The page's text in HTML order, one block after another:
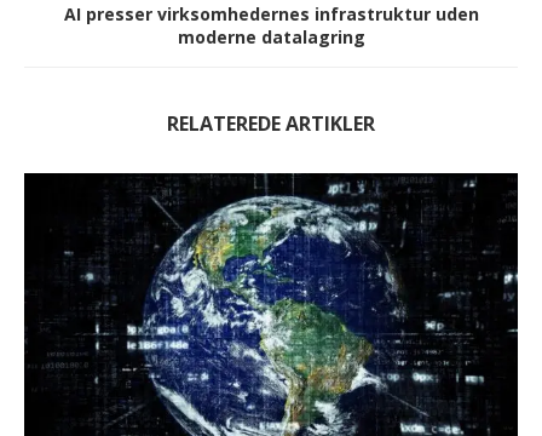
AI presser virksomhedernes infrastruktur uden
moderne datalagring
RELATEREDE ARTIKLER